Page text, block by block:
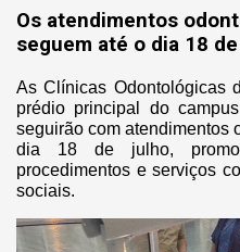
Os atendimentos
seguem até o dia 18
As Clínicas Odontológicas
prédio principal do
seguirão com atendimentos
dia 18 de julho,
procedimentos e serviços
sociais.